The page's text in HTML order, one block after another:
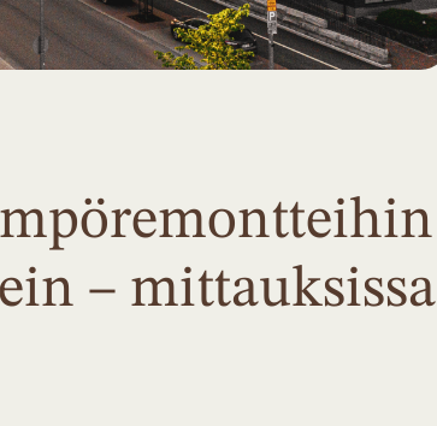
– mittauksissa